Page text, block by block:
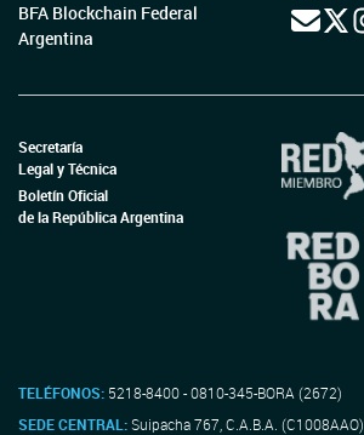
BFA Blockchain Federal
Argentina
Secretaría
Legal y Técnica
Boletín Oficial
de la República Argentina
TELÉFONOS: 5218-8400 - 0810-345-BORA (2672)
SEDE CENTRAL:Suipacha 767, C.A.B.A. (C1008AAO)